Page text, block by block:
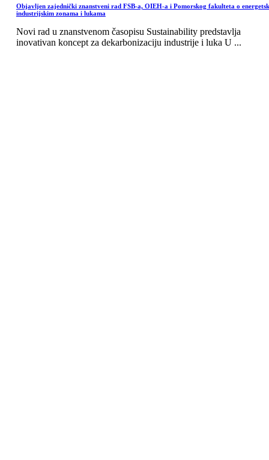
Objavljen zajednički znanstveni rad FSB-a, OIEH-a i Pomorskog fakulteta o
industrijskim zonama i lukama
Novi rad u znanstvenom časopisu Sustainability predstavlja
inovativan koncept za dekarbonizaciju industrije i luka U ...